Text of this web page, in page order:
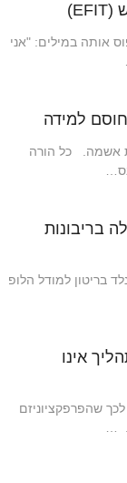
אותה במילים: "אני
למידה
אשמה. כל הורה
בריבונות
בריטון למודל הלופ
אינו
שהפרפקציוניזם
…